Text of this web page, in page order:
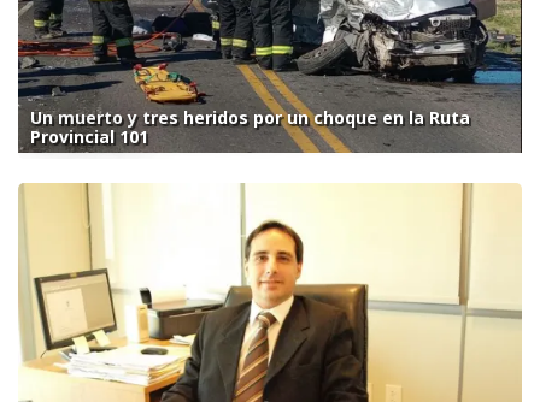
Un muerto y tres heridos por un choque en la Ruta
Provincial 101